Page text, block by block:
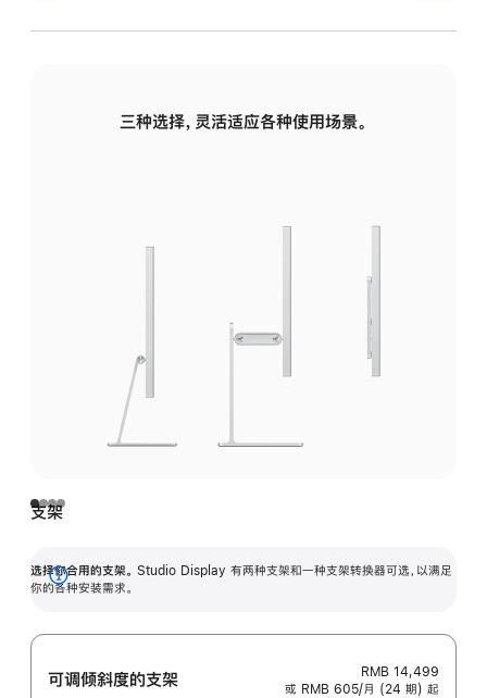
三种选择，灵活适应各种使用场景。
支架
选择你合用的支架。 Studio Display 有两种支架和一种支架转换器可选，以满足
你的各种安装需求。
展
可调倾斜度的支架
RMB 14,499
或 RMB 605/月 (24 期) 起